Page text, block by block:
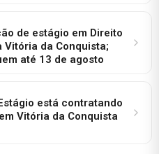
de estágio em Direito
Vitória da Conquista;
até 13 de agosto
está contratando
Vitória da Conquista